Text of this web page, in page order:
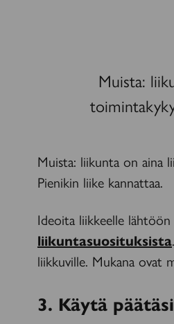
Muista:
Muista: liikunta on aina
Pienikin liike kannattaa.
Ideoita liikkeelle
liikuntasuosituksista
liikkuville. Mukana ovat
3. Käytä päätäsi